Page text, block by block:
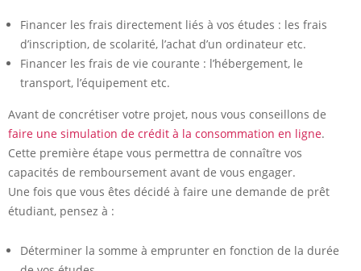
Financer les frais directement liés à vos études : les frais
d’inscription, de scolarité, l’achat d’un ordinateur etc.
Financer les frais de vie courante : l’hébergement, le
transport, l’équipement etc.
Avant de concrétiser votre projet, nous vous conseillons de
faire une simulation de crédit à la consommation en ligne.
Cette première étape vous permettra de connaître vos
capacités de remboursement avant de vous engager.
Une fois que vous êtes décidé à faire une demande de prêt
étudiant, pensez à :
Déterminer la somme à emprunter en fonction de la durée